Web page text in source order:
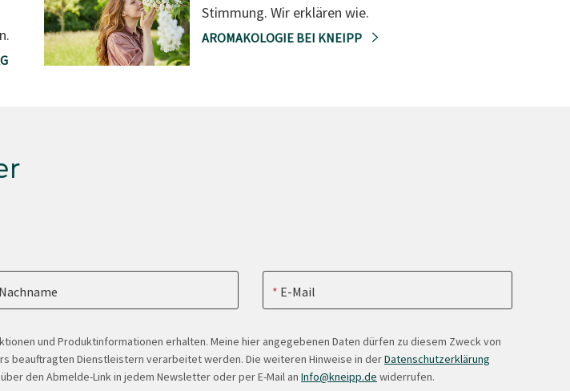
Stimmung. Wir erklären wie.
AROMAKOLOGIE BEI KNEIPP
Nachname E-Mail
und Produktinformationen erhalten. Meine hier angegebenen Daten dürfen zu diesem Zweck von
beauftragten Dienstleistern verarbeitet werden. Die weiteren Hinweise in derDatenschutzerklärung
den Abmelde-Link in jedem Newsletter oder per E-Mail an Info@kneipp.de widerrufen.